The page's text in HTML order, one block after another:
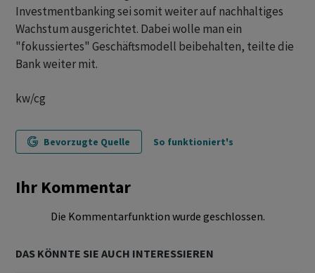
Investmentbanking sei somit weiter auf nachhaltiges
Wachstum ausgerichtet. Dabei wolle man ein
"fokussiertes" Geschäftsmodell beibehalten, teilte die
Bank weiter mit.
kw/cg
Bevorzugte Quelle So funktioniert's
Ihr Kommentar
Die Kommentarfunktion wurde geschlossen.
DAS KÖNNTE SIE AUCH INTERESSIEREN